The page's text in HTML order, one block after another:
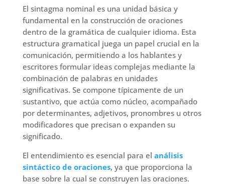
El sintagma nominal es una unidad básica y
fundamental en la construcción de oraciones
dentro de la gramática de cualquier idioma. Esta
estructura gramatical juega un papel crucial en la
comunicación, permitiendo a los hablantes y
escritores formular ideas complejas mediante la
combinación de palabras en unidades
significativas. Se compone típicamente de un
sustantivo, que actúa como núcleo, acompañado
por determinantes, adjetivos, pronombres u otros
modificadores que precisan o expanden su
significado.
El entendimiento es esencial para el análisis
sintáctico de oraciones, ya que proporciona la
base sobre la cual se construyen las oraciones.